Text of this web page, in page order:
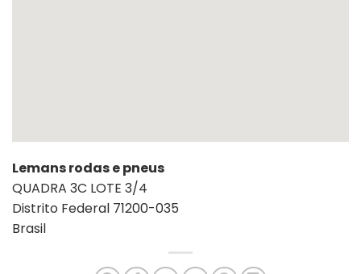
Lemans rodas e pneus
QUADRA 3C LOTE 3/4
Distrito Federal 71200-035
Brasil